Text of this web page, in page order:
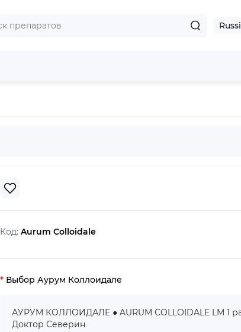
Код: Aurum Colloidale
Выбор Аурум Коллоидале
АУРУМ КОЛЛОИДАЛЕ ● AURUM COLLOIDALE LM 1
Доктор Северин